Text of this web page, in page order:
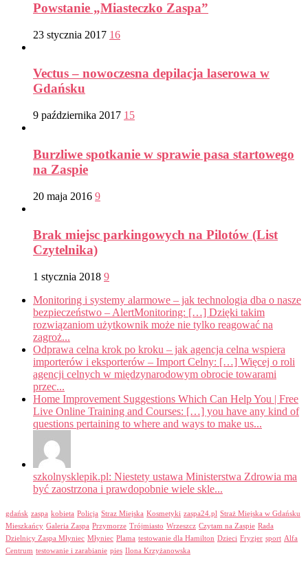
Powstanie „Miasteczko Zaspa”
23 stycznia 2017 16
Vectus – nowoczesna depilacja laserowa w
Gdańsku
9 października 2017 15
Burzliwe spotkanie w sprawie pasa startowego
na Zaspie
20 maja 2016 9
Brak miejsc parkingowych na Pilotów (List
Czytelnika)
1 stycznia 2018 9
Monitoring i systemy alarmowe – jak technologia dba o nasze
bezpieczeństwo – AlertMonitoring: […] Dzięki takim
rozwiązaniom użytkownik może nie tylko reagować na
zagroż...
Odprawa celna krok po kroku – jak agencja celna wspiera
importerów i eksporterów – Import Celny: […] Więcej o roli
agencji celnych w międzynarodowym obrocie towarami
przec...
Home Improvement Suggestions Which Can Help You | Free
Live Online Training and Courses: […] you have any kind of
questions pertaining to where and ways to make us...
szkolnysklepik.pl: Niestety ustawa Ministerstwa Zdrowia ma
być zaostrzona i prawdopobnie wiele skle...
gdańsk zaspa kobieta Policja Straz Miejska Kosmetyki zaspa24.pl Straż Miejska w Gdańsku
Mieszkańcy Galeria Zaspa Przymorze Trójmiasto Wrzeszcz Czytam na Zaspie Rada
Dzielnicy Zaspa Młyniec Młyniec Plama testowanie dla Hamilton Dzieci Fryzjer sport Alfa
Centrum testowanie i zarabianie pies Ilona Krzyżanowska